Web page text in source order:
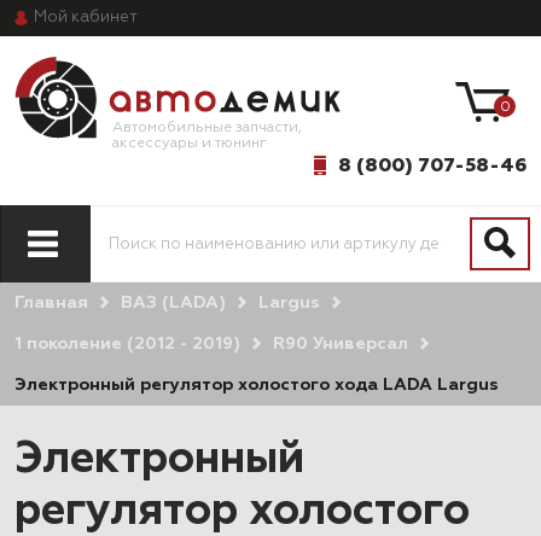
Мой кабинет
Автомобильные запчасти,
аксессуары и тюнинг
8 (800) 707-58-46
0
Главная ВАЗ (LADA) Largus
1 поколение (2012 - 2019) R90 Универсал
Электронный регулятор холостого хода LADA Largus
Электронный
регулятор холостого